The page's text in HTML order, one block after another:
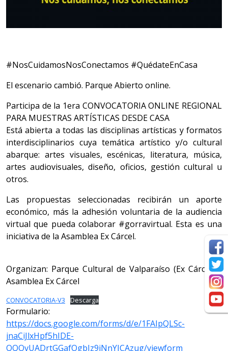
#NosCuidamosNosConectamos #QuédateEnCasa
El escenario cambió. Parque Abierto online.
Participa de la 1era CONVOCATORIA ONLINE REGIONAL
PARA MUESTRAS ARTÍSTICAS DESDE CASA
Está abierta a todas las disciplinas artísticas y formatos
interdisciplinarios cuya temática artístico y/o cultural
abarque: artes visuales, escénicas, literatura, música,
artes audiovisuales, diseño, oficios, gestión cultural u
otros.
Las propuestas seleccionadas recibirán un aporte
económico, más la adhesión voluntaria de la audiencia
virtual que pueda colaborar #gorravirtual. Esta es una
iniciativa de la Asamblea Ex Cárcel.
Organizan: Parque Cultural de Valparaíso (Ex Cárcel) y
Asamblea Ex Cárcel
CONVOCATORIA-V3 Descarga
Formulario:
https://docs.google.com/forms/d/e/1FAIpQLSc-
jnaCiJlxHpf5hIDE-
QQOvUADrtGGafOgbIz9jNnYJCAzug/viewform